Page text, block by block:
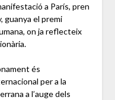
a París, pren
guanya el premi
on ja reflecteix
és
per a la
a l’auge dels